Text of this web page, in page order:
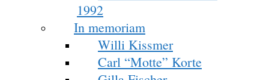
1992
In memoriam
Willi Kissmer
Carl “Motte” Korte